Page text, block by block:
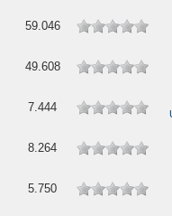
59.046
49.608
7.444
8.264
5.750